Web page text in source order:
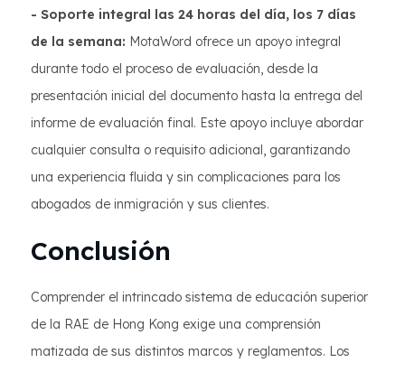
- Soporte integral las 24 horas del día, los 7 días
de la semana: MotaWord ofrece un apoyo integral
durante todo el proceso de evaluación, desde la
presentación inicial del documento hasta la entrega del
informe de evaluación final. Este apoyo incluye abordar
cualquier consulta o requisito adicional, garantizando
una experiencia fluida y sin complicaciones para los
abogados de inmigración y sus clientes.
Conclusión
Comprender el intrincado sistema de educación superior
de la RAE de Hong Kong exige una comprensión
matizada de sus distintos marcos y reglamentos. Los